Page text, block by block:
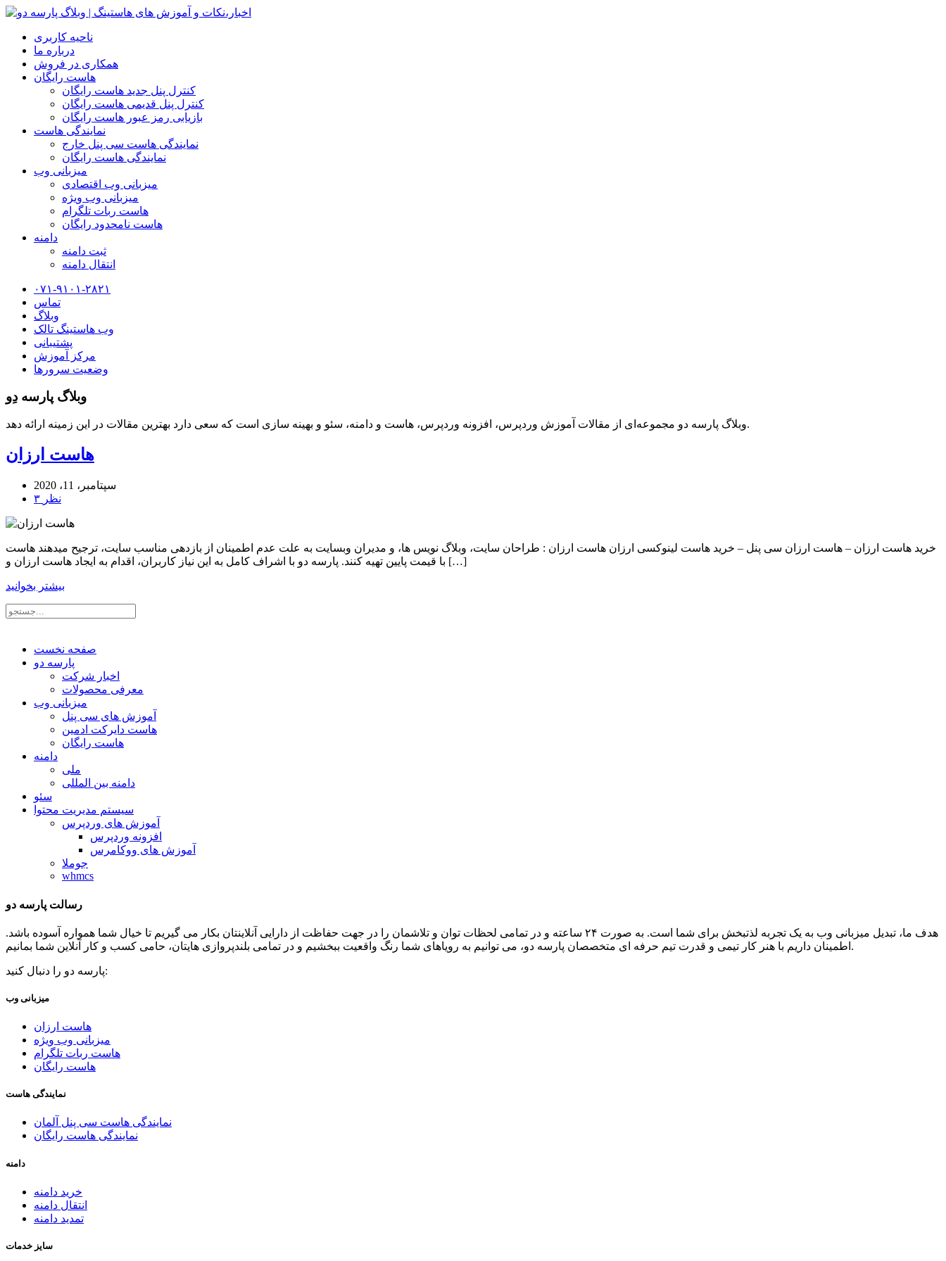
ناحیه کاربری
درباره ما
همکاری در فروش
هاست رایگان
کنترل پنل جدید هاست رایگان
کنترل پنل قدیمی هاست رایگان
بازیابی رمز عبور هاست رایگان
نمایندگی هاست
نمایندگی هاست سی پنل خارج
نمایندگی هاست رایگان
میزبانی وب
میزبانی وب اقتصادی
میزبانی وب ویژه
هاست ربات تلگرام
هاست نامحدود رایگان
دامنه
ثبت دامنه
انتقال دامنه
۰۷۱-۹۱۰۱-۲۸۲۱
تماس
وبلاگ
وب هاستینگ تالک
پشتیبانی
مرکز آموزش
وضعیت سرورها
وبلاگ پارسه دِو
وبلاگ پارسه دو مجموعه‌ای از مقالات آموزش وردپرس، افزونه وردپرس، هاست و دامنه، سئو و بهینه سازی است که سعی دارد بهترین مقالات در این زمینه ارائه دهد.
هاست ارزان
سپتامبر، 11، 2020
۳ نظر
خرید هاست ارزان – هاست ارزان سی پنل – خرید هاست لینوکسی ارزان هاست ارزان : طراحان سایت، وبلاگ نویس ها، و مدیران وبسایت به علت عدم اطمینان از بازدهی مناسب سایت، ترجیح میدهند هاست
با قیمت پایین تهیه کنند. پارسه دو با اشراف کامل به این نیاز کاربران، اقدام به ایجاد هاست ارزان و […]
بیشتر بخوانید
صفحه نخست
پارسه دو
اخبار شرکت
معرفی محصولات
میزبانی وب
آموزش های سی پنل
هاست دایرکت ادمین
هاست رایگان
دامنه
ملی
دامنه بین المللی
سئو
سیستم مدیریت محتوا
آموزش های وردپرس
افزونه وردپرس
آموزش های ووکامرس
جوملا
whmcs
رسالت پارسه دو
هدف ما، تبدیل میزبانی وب به یک تجربه لذتبخش برای شما است. به صورت ۲۴ ساعته و در تمامی لحظات توان و تلاشمان را در جهت حفاظت از دارایی آنلاینتان بکار می گیریم تا خیال شما همواره آسوده باشد.
اطمینان داریم با هنر کار تیمی و قدرت تیم حرفه ای متخصصان پارسه دو، می توانیم به رویاهای شما رنگ واقعیت ببخشیم و در تمامی بلندپروازی هایتان، حامی کسب و کار آنلاین شما بمانیم.
پارسه دو را دنبال کنید:
میزبانی وب
هاست ارزان
میزبانی وب ویژه
هاست ربات تلگرام
هاست رایگان
نمایندگی هاست
نمایندگی هاست سی پنل آلمان
نمایندگی هاست رایگان
دامنه
خرید دامنه
انتقال دامنه
تمدید دامنه
سایز خدمات